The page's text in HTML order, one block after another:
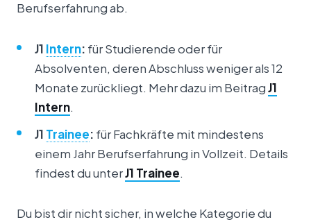
Berufserfahrung ab.
J1 Intern: für Studierende oder für
Absolventen, deren Abschluss weniger als 12
Monate zurückliegt. Mehr dazu im BeitragJ1
Intern.
J1 Trainee: für Fachkräfte mit mindestens
einem Jahr Berufserfahrung in Vollzeit. Details
findest du unterJ1 Trainee.
Du bist dir nicht sicher, in welche Kategorie du